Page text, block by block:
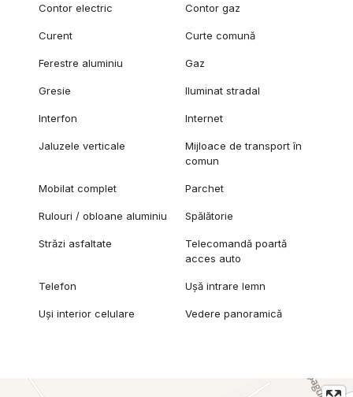
Contor electric Contor gaz
Curent Curte comună
Ferestre aluminiu Gaz
Gresie Iluminat stradal
Interfon Internet
Jaluzele verticale
Mijloace de transport în
comun
Mobilat complet Parchet
Rulouri / obloane aluminiu Spălătorie
Străzi asfaltate
Telecomandă poartă
acces auto
Telefon Ușă intrare lemn
Uși interior celulare Vedere panoramică